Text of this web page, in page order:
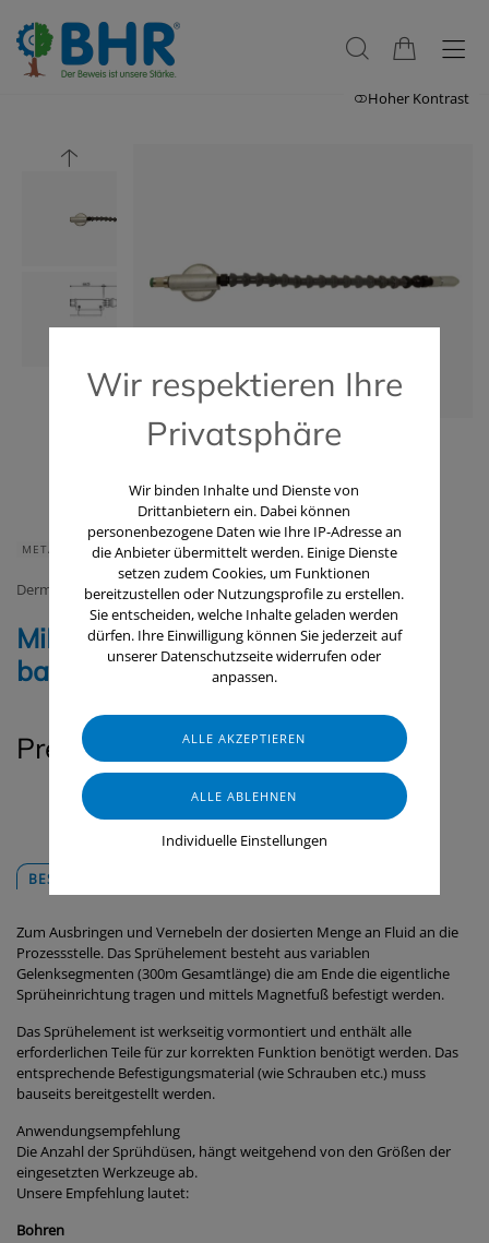
Hoher Kontrast
METALLVERARBEITUNG
Derma Protect Internat. GmbH
MiMeSch Sprühdüse, magnetic
base variabel
Preis auf Anfrage
BESCHREIBUNG
Zum Ausbringen und Vernebeln der dosierten Menge an Fluid an die
Prozessstelle. Das Sprühelement besteht aus variablen
Gelenksegmenten (300m Gesamtlänge) die am Ende die eigentliche
Sprüheinrichtung tragen und mittels Magnetfuß befestigt werden.
Das Sprühelement ist werkseitig vormontiert und enthält alle
erforderlichen Teile für zur korrekten Funktion benötigt werden. Das
entsprechende Befestigungsmaterial (wie Schrauben etc.) muss
bauseits bereitgestellt werden.
Anwendungsempfehlung
Die Anzahl der Sprühdüsen, hängt weitgehend von den Größen der
eingesetzten Werkzeuge ab.
Unsere Empfehlung lautet:
Bohren
Wir respektieren Ihre
Privatsphäre
Wir binden Inhalte und Dienste von
Drittanbietern ein. Dabei können
personenbezogene Daten wie Ihre IP-Adresse an
die Anbieter übermittelt werden. Einige Dienste
setzen zudem Cookies, um Funktionen
bereitzustellen oder Nutzungsprofile zu erstellen.
Sie entscheiden, welche Inhalte geladen werden
dürfen. Ihre Einwilligung können Sie jederzeit auf
unserer Datenschutzseite widerrufen oder
anpassen.
Individuelle Einstellungen